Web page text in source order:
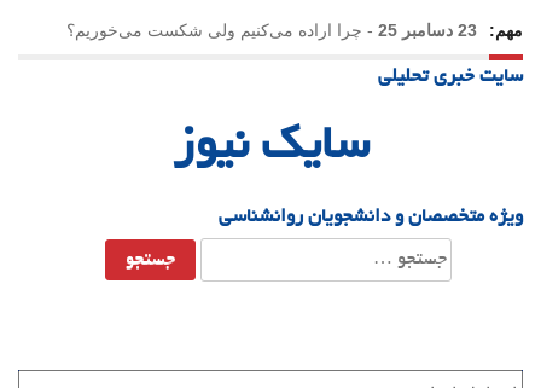
مهم: 23 دسامبر 25 - چرا اراده می‌کنیم ولی شکست می‌خوریم؟
21 دسامبر 25
سایت خبری تحلیلی
سایک نیوز
ویژه متخصصان و دانشجویان روانشناسی
جستجو
برای: